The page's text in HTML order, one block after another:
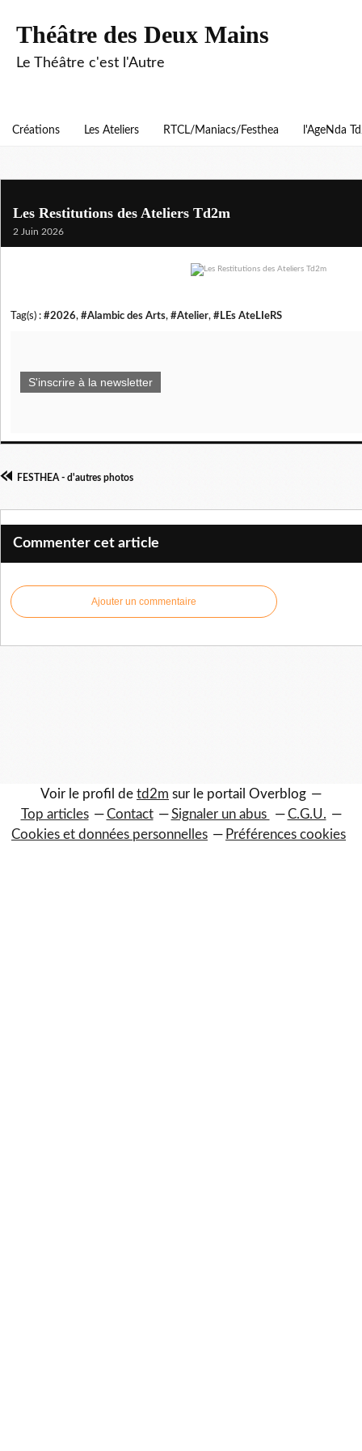
Théâtre des Deux Mains
Le Théâtre c'est l'Autre
Créations Les Ateliers RTCL/Maniacs/Festhea l'AgeNda
Les Restitutions des Ateliers Td2m
2 Juin 2026
Tag(s) : #2026, #Alambic des Arts, #Atelier, #LEs AteLIeRS
S'inscrire à la newsletter
FESTHEA - d'autres photos
Commenter cet article
Ajouter un commentaire
Voir le profil de td2m sur le portail Overblog
Top articles
Contact Signaler un abus
C.G.U.
Cookies et données personnelles
Préférences cookies